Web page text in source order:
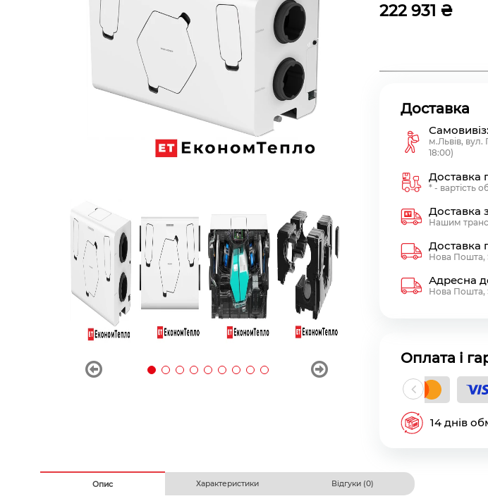
222 931 ₴
Доставка
Самовивіз:
м.Львів, вул.
18:00)
Доставка
* - вартість
Доставка
Нашим
Доставка
Нова Пошта,
Адресна
Нова Пошта,
Оплата і
14 днів
Опис Характеристики Відгуки (0)